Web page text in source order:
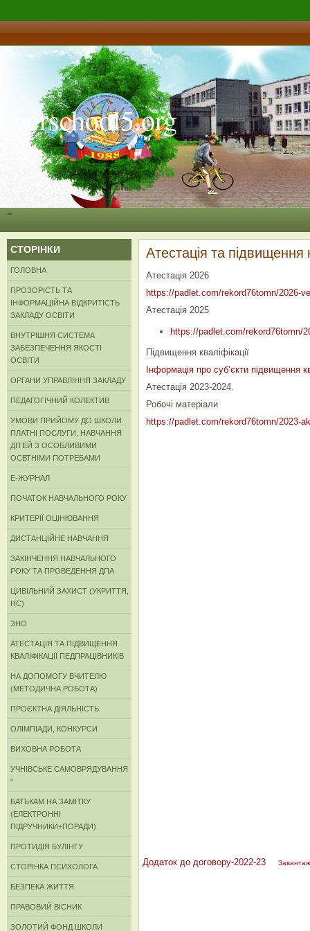
verschool5.org
СТОРІНКИ
ГОЛОВНА
ПРОЗОРІСТЬ ТА
ІНФОРМАЦІЙНА ВІДКРИТІСТЬ
ЗАКЛАДУ ОСВІТИ
ВНУТРІШНЯ СИСТЕМА
ЗАБЕЗПЕЧЕННЯ ЯКОСТІ
ОСВІТИ
ОРГАНИ УПРАВЛІННЯ ЗАКЛАДУ
ПЕДАГОГІЧНИЙ КОЛЕКТИВ
УМОВИ ПРИЙОМУ ДО ШКОЛИ.
ПЛАТНІ ПОСЛУГИ. НАВЧАННЯ
ДІТЕЙ З ОСОБЛИВИМИ
ОСВТНІМИ ПОТРЕБАМИ
Е-ЖУРНАЛ
ПОЧАТОК НАВЧАЛЬНОГО РОКУ
КРИТЕРІЇ ОЦІНЮВАННЯ
ДИСТАНЦІЙНЕ НАВЧАННЯ
ЗАКІНЧЕННЯ НАВЧАЛЬНОГО
РОКУ ТА ПРОВЕДЕННЯ ДПА
ЦИВІЛЬНИЙ ЗАХИСТ (УКРИТТЯ,
НС)
ЗНО
АТЕСТАЦІЯ ТА ПІДВИЩЕННЯ
КВАЛІФІКАЦІЇ ПЕДПРАЦІВНИКІВ
НА ДОПОМОГУ ВЧИТЕЛЮ
(МЕТОДИЧНА РОБОТА)
ПРОЄКТНА ДІЯЛЬНІСТЬ
ОЛІМПІАДИ, КОНКУРСИ
ВИХОВНА РОБОТА
УЧНІВСЬКЕ САМОВРЯДУВАННЯ
"
БАТЬКАМ НА ЗАМІТКУ
(ЕЛЕКТРОННІ
ПІДРУЧНИКИ+ПОРАДИ)
ПРОТИДІЯ БУЛІНГУ
СТОРІНКА ПСИХОЛОГА
БЕЗПЕКА ЖИТТЯ
ПРАВОВИЙ ВІСНИК
ЗОЛОТИЙ ФОНД ШКОЛИ
Атестація та підвищення
Атестація 2026
https://padlet.com/rekord76tomn/2026-
Атестація 2025
https://padlet.com/rekord76tomn/
Підвищення кваліфікації
Інформація про суб’єкти підвищення
Атестація 2023-2024.
Робочі матеріали
https://padlet.com/rekord76tomn/2023-
Додаток до договору-2022-23